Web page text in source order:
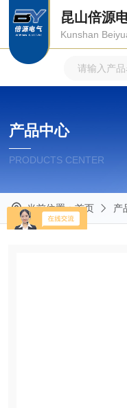
昆山倍源
Kunshan
产品中心
PRODUCTS CENTER
当前位置：首页 产